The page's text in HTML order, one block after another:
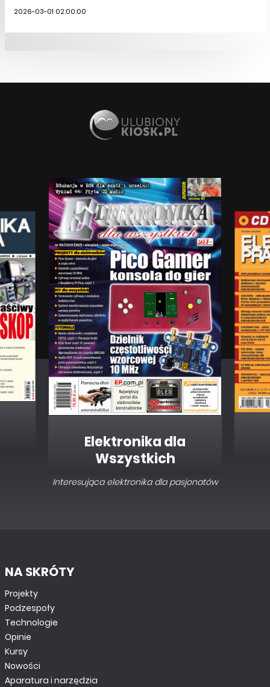
2026-03-01 02:00:00
Elektronika dla
Wszystkich
Interesująca elektronika dla pasjonatów
NA SKRÓTY
Projekty
Podzespoły
Technologie
Opinie
Kursy
Nowości
Aparatura i narzędzia